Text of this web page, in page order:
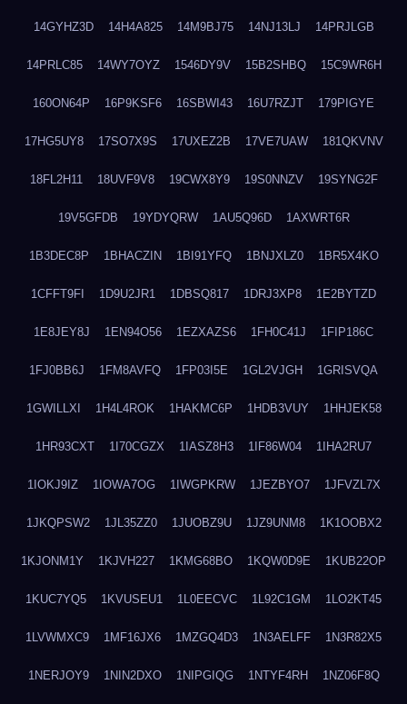
14GYHZ3D 14H4A825 14M9BJ75 14NJ13LJ 14PRJLGB
14PRLC85 14WY7OYZ 1546DY9V 15B2SHBQ 15C9WR6H
160ON64P 16P9KSF6 16SBWI43 16U7RZJT 179PIGYE
17HG5UY8 17SO7X9S 17UXEZ2B 17VE7UAW 181QKVNV
18FL2H11 18UVF9V8 19CWX8Y9 19S0NNZV 19SYNG2F
19V5GFDB 19YDYQRW 1AU5Q96D 1AXWRT6R
1B3DEC8P 1BHACZIN 1BI91YFQ 1BNJXLZ0 1BR5X4KO
1CFFT9FI 1D9U2JR1 1DBSQ817 1DRJ3XP8 1E2BYTZD
1E8JEY8J 1EN94O56 1EZXAZS6 1FH0C41J 1FIP186C
1FJ0BB6J 1FM8AVFQ 1FP03I5E 1GL2VJGH 1GRISVQA
1GWILLXI 1H4L4ROK 1HAKMC6P 1HDB3VUY 1HHJEK58
1HR93CXT 1I70CGZX 1IASZ8H3 1IF86W04 1IHA2RU7
1IOKJ9IZ 1IOWA7OG 1IWGPKRW 1JEZBYO7 1JFVZL7X
1JKQPSW2 1JL35ZZ0 1JUOBZ9U 1JZ9UNM8 1K1OOBX2
1KJONM1Y 1KJVH227 1KMG68BO 1KQW0D9E 1KUB22OP
1KUC7YQ5 1KVUSEU1 1L0EECVC 1L92C1GM 1LO2KT45
1LVWMXC9 1MF16JX6 1MZGQ4D3 1N3AELFF 1N3R82X5
1NERJOY9 1NIN2DXO 1NIPGIQG 1NTYF4RH 1NZ06F8Q